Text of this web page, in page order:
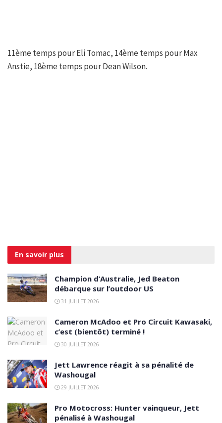
11ème temps pour Eli Tomac, 14ème temps pour Max
Anstie, 18ème temps pour Dean Wilson.
En savoir plus
Champion d’Australie, Jed Beaton
débarque sur l’outdoor US
31 JUILLET 2026
Cameron McAdoo et Pro Circuit Kawasaki,
c’est (bientôt) terminé !
30 JUILLET 2026
Jett Lawrence réagit à sa pénalité de
Washougal
29 JUILLET 2026
Pro Motocross: Hunter vainqueur, Jett
pénalisé à Washougal